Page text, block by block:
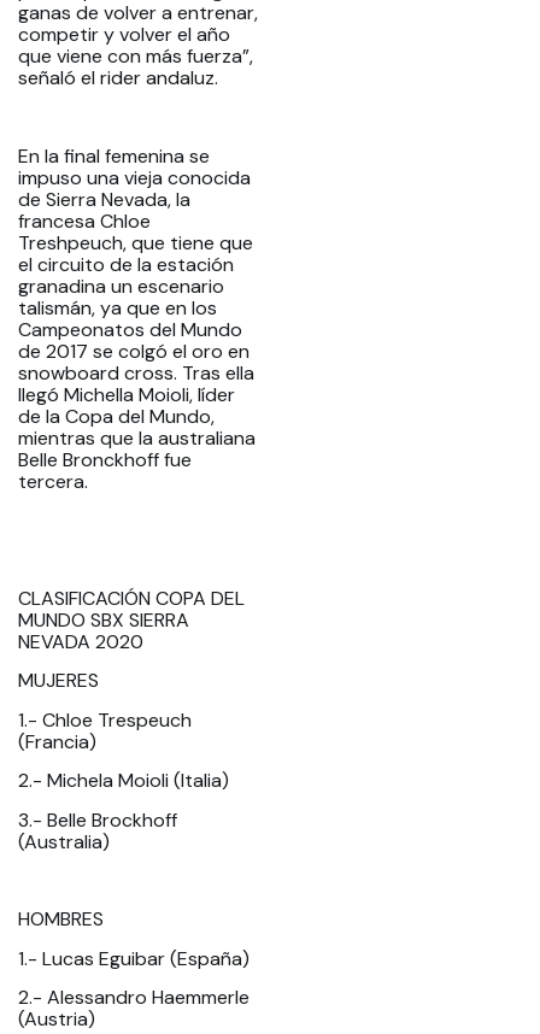
ganas de volver a entrenar,
competir y volver el año
que viene con más fuerza”,
señaló el rider andaluz.
En la final femenina se
impuso una vieja conocida
de Sierra Nevada, la
francesa Chloe
Treshpeuch, que tiene que
el circuito de la estación
granadina un escenario
talismán, ya que en los
Campeonatos del Mundo
de 2017 se colgó el oro en
snowboard cross. Tras ella
llegó Michella Moioli, líder
de la Copa del Mundo,
mientras que la australiana
Belle Bronckhoff fue
tercera.
CLASIFICACIÓN COPA DEL
MUNDO SBX SIERRA
NEVADA 2020
MUJERES
1.- Chloe Trespeuch
(Francia)
2.- Michela Moioli (Italia)
3.- Belle Brockhoff
(Australia)
HOMBRES
1.- Lucas Eguibar (España)
2.- Alessandro Haemmerle
(Austria)